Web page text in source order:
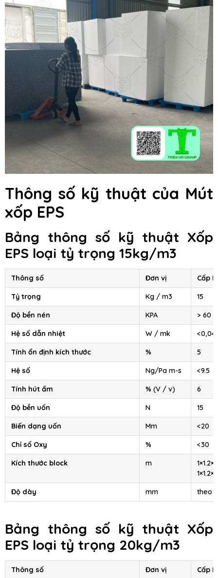
Thông số kỹ thuật của Mút
xốp EPS
Bảng thông số kỹ thuật Xốp
EPS loại tỷ trọng 15kg/m3
Thông số Đơn vị Cấp I
Tỷ trọng Kg / m3 15
Độ bền nén KPA > 60
Hệ số dẫn nhiệt W / mk
Tính ổn định kích thước % 5
Hệ số Ng/Pa m-s <9.5
Tính hút ẩm % (V / v) 6
Độ bền uốn N 15
Biến dạng uốn Mm <20
Chỉ số Oxy % <30
Kích thước block m
1×1.2×4
Độ dày mm theo
Bảng thông số kỹ thuật Xốp
EPS loại tỷ trọng 20kg/m3
Thông số Đơn vị Cấp II